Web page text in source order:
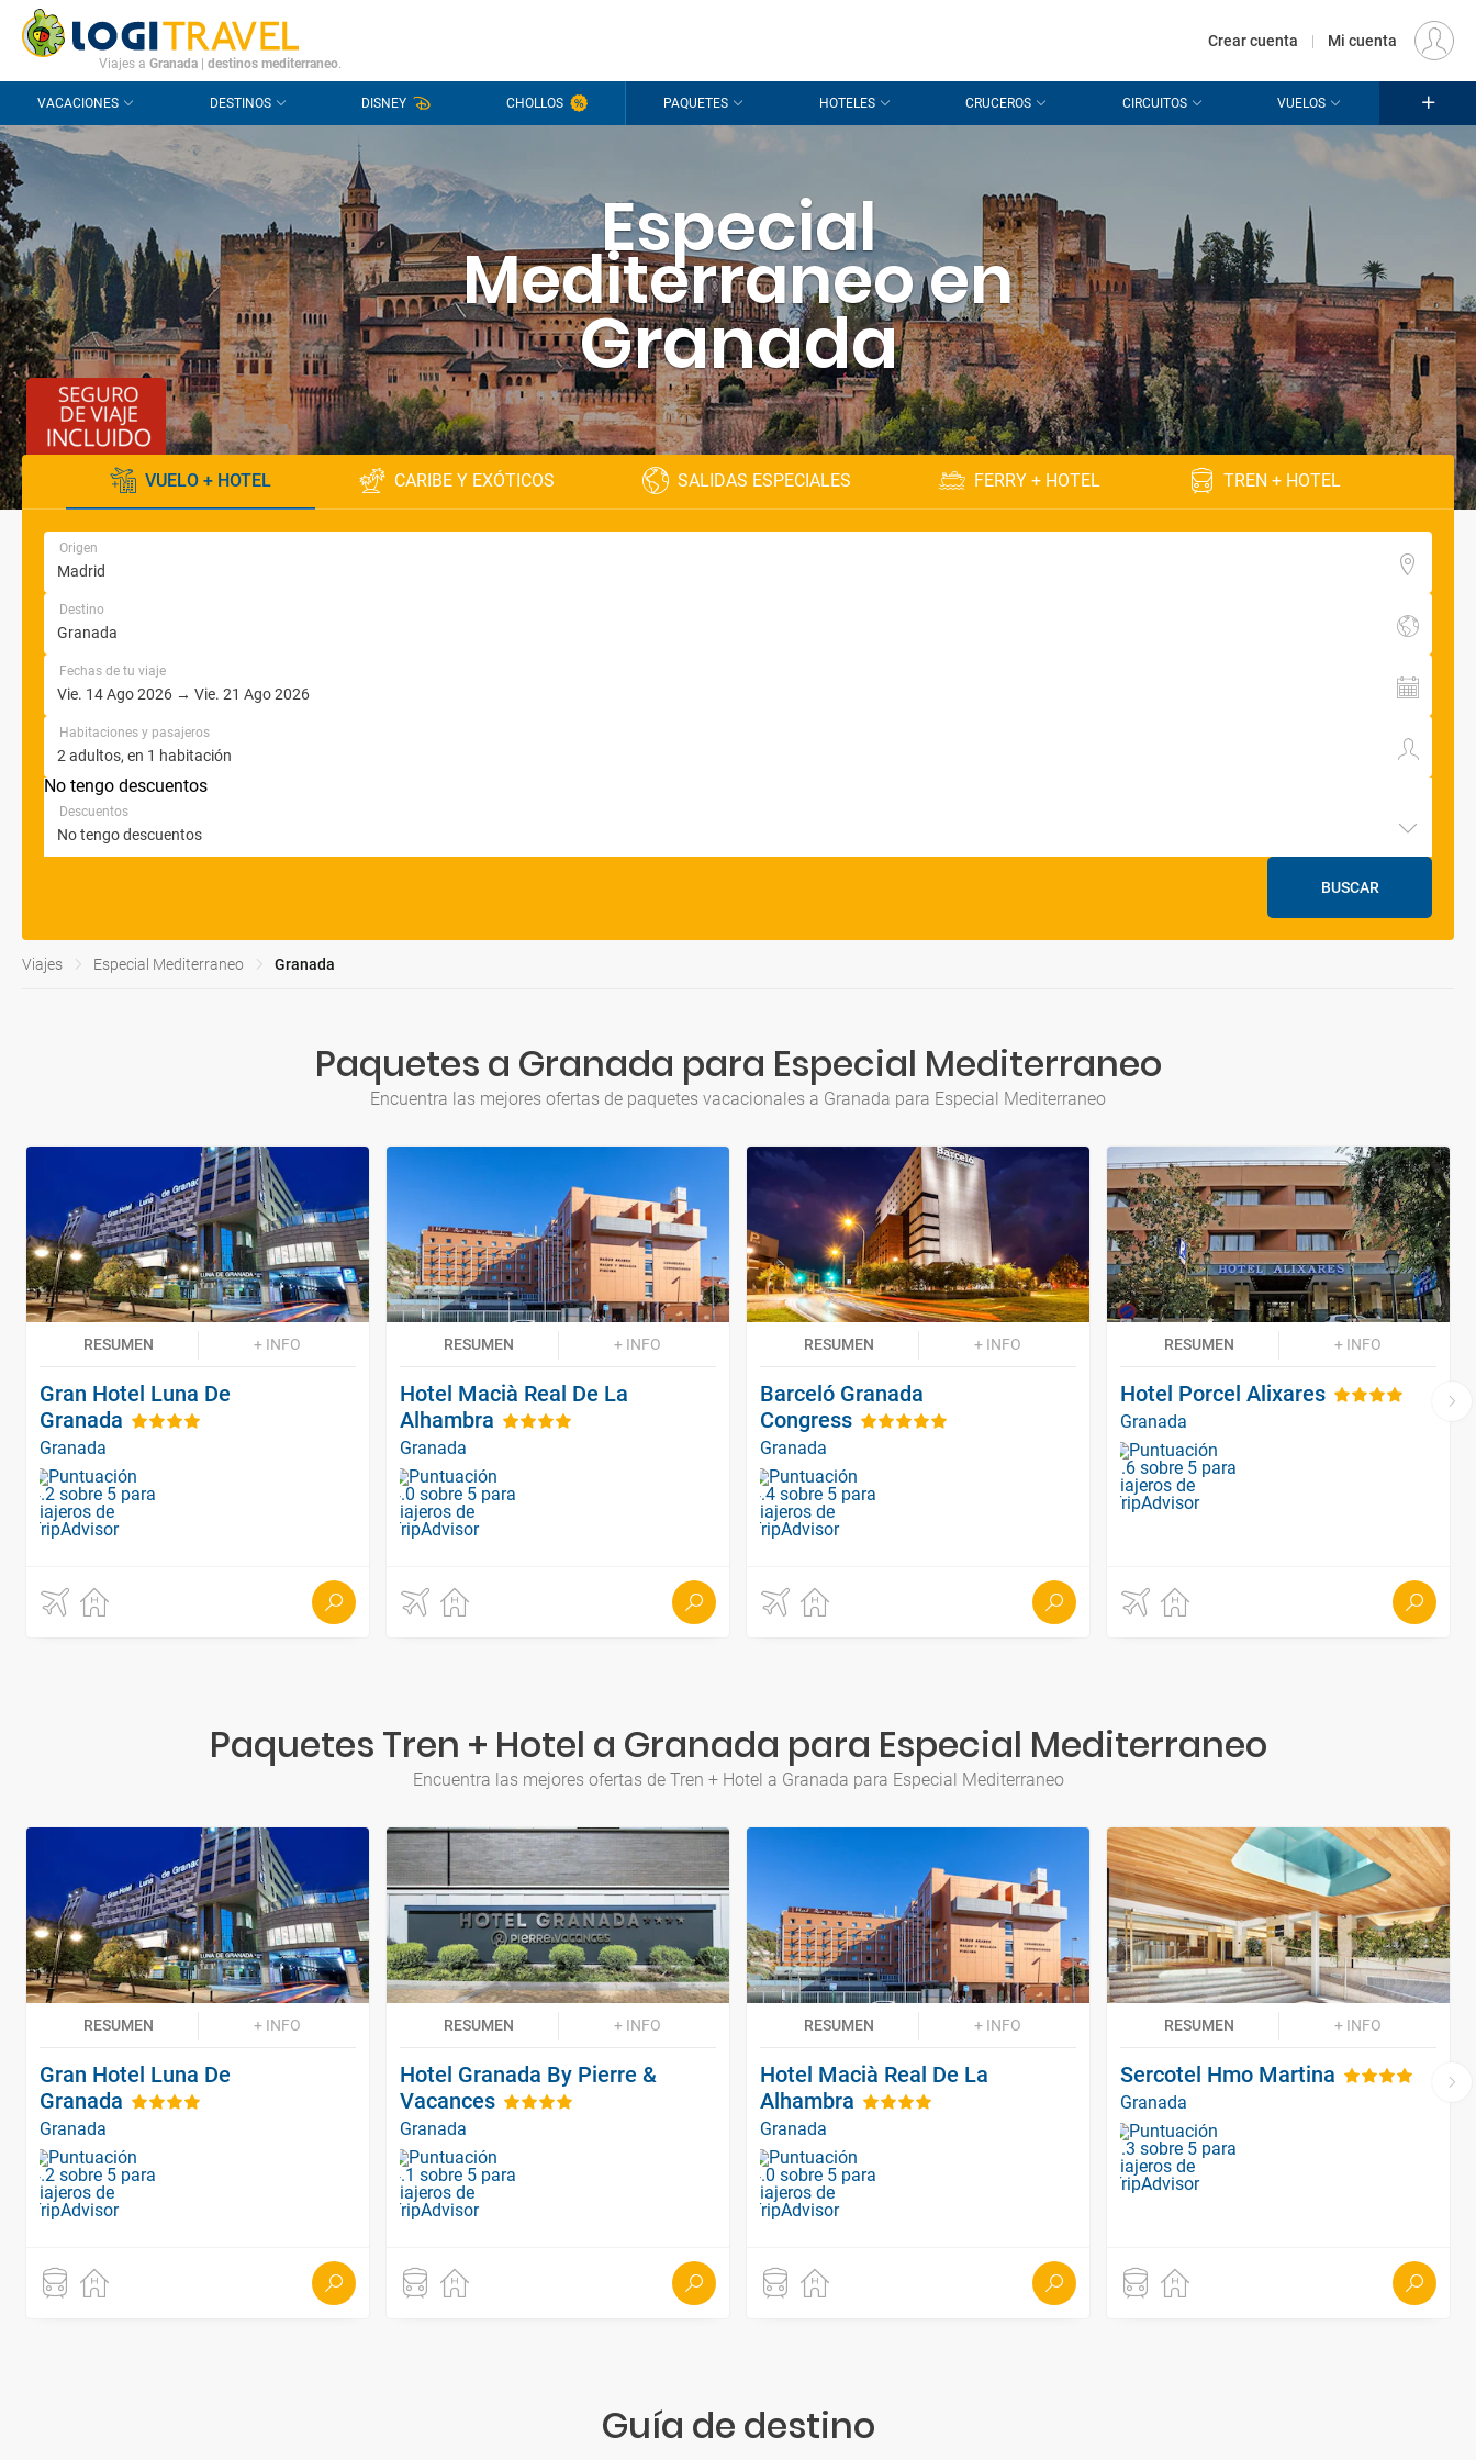
CONTACTO PREGUNTAS FRECUENTES EUR
Viajes a Granada destinos mediterraneo.
Crear cuenta | Mi cuenta
VACACIONES DESTINOS DISNEY CHOLLOS PAQUETES HOTELES CRUCEROS CIRCUITOS VUELOS
Especial
Mediterraneo en
Granada
VUELO + HOTEL CARIBE Y EXÓTICOS SALIDAS ESPECIALES FERRY + HOTEL TREN + HOTEL
Origen
Destino
Fechas de tu viaje
Habitaciones y pasajeros
No tengo descuentos
Descuentos
BUSCAR
Viajes Especial Mediterraneo Granada
Paquetes a Granada para Especial Mediterraneo
Encuentra las mejores ofertas de paquetes vacacionales a Granada para Especial Mediterraneo
RESUMEN + INFO
Gran Hotel Luna De
Granada
Granada
RESUMEN + INFO
Hotel Macià Real De La
Alhambra
Granada
RESUMEN + INFO
Barceló Granada
Congress
Granada
RESUMEN + INFO
Hotel Porcel Alixares
Granada
Paquetes Tren + Hotel a Granada para Especial Mediterraneo
Encuentra las mejores ofertas de Tren + Hotel a Granada para Especial Mediterraneo
RESUMEN + INFO
Gran Hotel Luna De
Granada
Granada
RESUMEN + INFO
Hotel Granada By Pierre &
Vacances
Granada
RESUMEN + INFO
Hotel Macià Real De La
Alhambra
Granada
RESUMEN + INFO
Sercotel Hmo Martina
Granada
Guía de destino